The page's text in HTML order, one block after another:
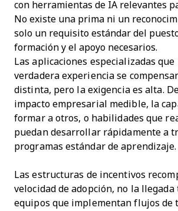
con herramientas de IA relevantes
No existe una prima ni un
solo un requisito estándar del
formación y el apoyo necesarios.
Las aplicaciones especializadas
verdadera experiencia se
distinta, pero la exigencia es alta.
impacto empresarial medible, la
formar a otros, o habilidades que
puedan desarrollar rápidamente a
programas estándar de aprendizaje.
Las estructuras de incentivos
velocidad de adopción, no la llegada
equipos que implementan flujos de